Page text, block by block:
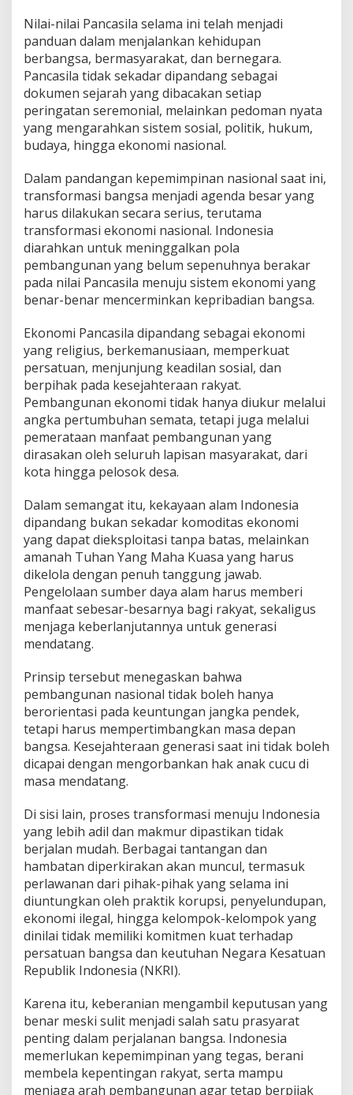
Nilai-nilai Pancasila selama ini telah menjadi
panduan dalam menjalankan kehidupan
berbangsa, bermasyarakat, dan bernegara.
Pancasila tidak sekadar dipandang sebagai
dokumen sejarah yang dibacakan setiap
peringatan seremonial, melainkan pedoman nyata
yang mengarahkan sistem sosial, politik, hukum,
budaya, hingga ekonomi nasional.
Dalam pandangan kepemimpinan nasional saat ini,
transformasi bangsa menjadi agenda besar yang
harus dilakukan secara serius, terutama
transformasi ekonomi nasional. Indonesia
diarahkan untuk meninggalkan pola
pembangunan yang belum sepenuhnya berakar
pada nilai Pancasila menuju sistem ekonomi yang
benar-benar mencerminkan kepribadian bangsa.
Ekonomi Pancasila dipandang sebagai ekonomi
yang religius, berkemanusiaan, memperkuat
persatuan, menjunjung keadilan sosial, dan
berpihak pada kesejahteraan rakyat.
Pembangunan ekonomi tidak hanya diukur melalui
angka pertumbuhan semata, tetapi juga melalui
pemerataan manfaat pembangunan yang
dirasakan oleh seluruh lapisan masyarakat, dari
kota hingga pelosok desa.
Dalam semangat itu, kekayaan alam Indonesia
dipandang bukan sekadar komoditas ekonomi
yang dapat dieksploitasi tanpa batas, melainkan
amanah Tuhan Yang Maha Kuasa yang harus
dikelola dengan penuh tanggung jawab.
Pengelolaan sumber daya alam harus memberi
manfaat sebesar-besarnya bagi rakyat, sekaligus
menjaga keberlanjutannya untuk generasi
mendatang.
Prinsip tersebut menegaskan bahwa
pembangunan nasional tidak boleh hanya
berorientasi pada keuntungan jangka pendek,
tetapi harus mempertimbangkan masa depan
bangsa. Kesejahteraan generasi saat ini tidak boleh
dicapai dengan mengorbankan hak anak cucu di
masa mendatang.
Di sisi lain, proses transformasi menuju Indonesia
yang lebih adil dan makmur dipastikan tidak
berjalan mudah. Berbagai tantangan dan
hambatan diperkirakan akan muncul, termasuk
perlawanan dari pihak-pihak yang selama ini
diuntungkan oleh praktik korupsi, penyelundupan,
ekonomi ilegal, hingga kelompok-kelompok yang
dinilai tidak memiliki komitmen kuat terhadap
persatuan bangsa dan keutuhan Negara Kesatuan
Republik Indonesia (NKRI).
Karena itu, keberanian mengambil keputusan yang
benar meski sulit menjadi salah satu prasyarat
penting dalam perjalanan bangsa. Indonesia
memerlukan kepemimpinan yang tegas, berani
membela kepentingan rakyat, serta mampu
menjaga arah pembangunan agar tetap berpijak